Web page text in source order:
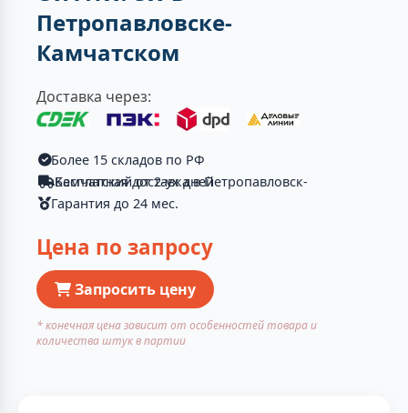
Петропавловске-
Камчатском
Доставка через:
Более 15 складов по РФ
Бесплатная доставка в Петропавловск-Камчатский от 2-ух дней
Гарантия до 24 мес.
Цена по запросу
Запросить цену
* конечная цена зависит от особенностей товара и
количества штук в партии